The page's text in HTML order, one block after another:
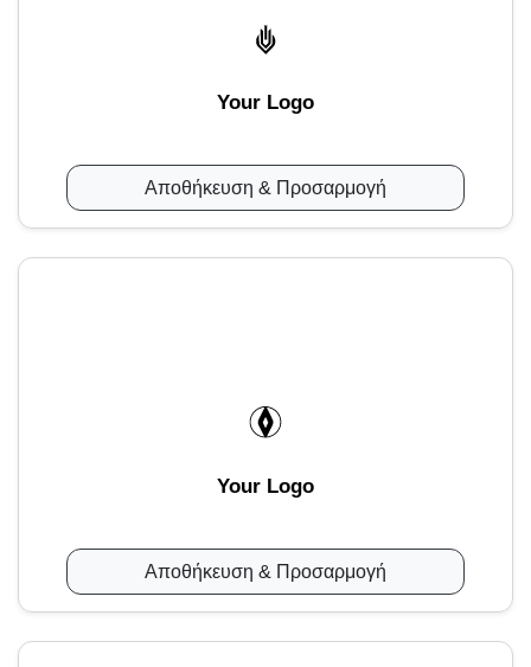
Your Logo
Αποθήκευση & Προσαρμογή
Your Logo
Αποθήκευση & Προσαρμογή